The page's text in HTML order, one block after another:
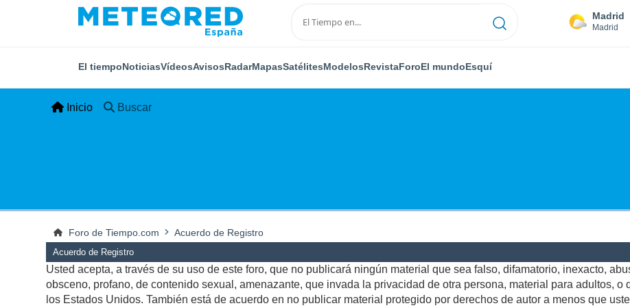
Madrid
Madrid
El tiempoNoticiasVídeosAvisosRadarMapasSatélitesModelosRevistaForoEl mundoEsquí
Inicio Buscar
Foro de Tiempo.com Acuerdo de Registro
Acuerdo de Registro
Usted acepta, a través de su uso de este foro, que no publicará ningún material que sea falso, difamatorio, inexacto,
obsceno, profano, de contenido sexual, amenazante, que invada la privacidad de otra persona, material para adultos,
los Estados Unidos. También está de acuerdo en no publicar material protegido por derechos de autor a menos que